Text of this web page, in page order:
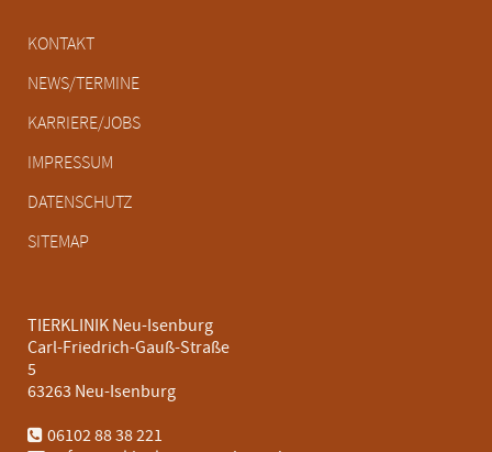
Navigation
KONTAKT
NEWS/TERMINE
KARRIERE/JOBS
IMPRESSUM
DATENSCHUTZ
SITEMAP
TIERKLINIK Neu-Isenburg
Carl-Friedrich-Gauß-Straße
5
63263 Neu-Isenburg
06102 88 38 221